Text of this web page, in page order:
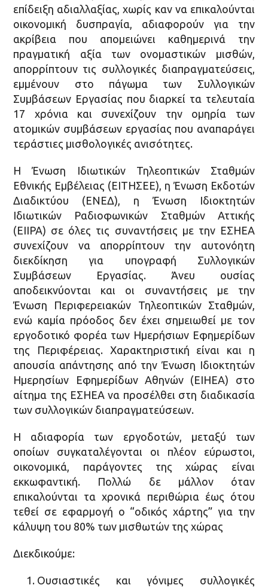
επίδειξη αδιαλλαξίας, χωρίς καν να επικαλούνται
οικονομική δυσπραγία, αδιαφορούν για την
ακρίβεια που απομειώνει καθημερινά την
πραγματική αξία των ονομαστικών μισθών,
απορρίπτουν τις συλλογικές διαπραγματεύσεις,
εμμένουν στο πάγωμα των Συλλογικών
Συμβάσεων Εργασίας που διαρκεί τα τελευταία
17 χρόνια και συνεχίζουν την ομηρία των
ατομικών συμβάσεων εργασίας που αναπαράγει
τεράστιες μισθολογικές ανισότητες.
Η Ένωση Ιδιωτικών Τηλεοπτικών Σταθμών
Εθνικής Εμβέλειας (ΕΙΤΗΣΕΕ), η Ένωση Εκδοτών
Διαδικτύου (ΕΝΕΔ), η Ένωση Ιδιοκτητών
Ιδιωτικών Ραδιοφωνικών Σταθμών Αττικής
(ΕΙΙΡΑ) σε όλες τις συναντήσεις με την ΕΣΗΕΑ
συνεχίζουν να απορρίπτουν την αυτονόητη
διεκδίκηση για υπογραφή Συλλογικών
Συμβάσεων Εργασίας. Άνευ ουσίας
αποδεικνύονται και οι συναντήσεις με την
Ένωση Περιφερειακών Τηλεοπτικών Σταθμών,
ενώ καμία πρόοδος δεν έχει σημειωθεί με τον
εργοδοτικό φορέα των Ημερήσιων Εφημερίδων
της Περιφέρειας. Χαρακτηριστική είναι και η
απουσία απάντησης από την Ένωση Ιδιοκτητών
Ημερησίων Εφημερίδων Αθηνών (ΕΙΗΕΑ) στο
αίτημα της ΕΣΗΕΑ να προσέλθει στη διαδικασία
των συλλογικών διαπραγματεύσεων.
Η αδιαφορία των εργοδοτών, μεταξύ των
οποίων συγκαταλέγονται οι πλέον εύρωστοι,
οικονομικά, παράγοντες της χώρας είναι
εκκωφαντική. Πολλώ δε μάλλον όταν
επικαλούνται τα χρονικά περιθώρια έως ότου
τεθεί σε εφαρμογή ο “οδικός χάρτης” για την
κάλυψη του 80% των μισθωτών της χώρας
Διεκδικούμε:
Ουσιαστικές και γόνιμες συλλογικές